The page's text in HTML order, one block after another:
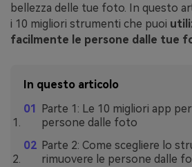
bellezza delle tue foto. In questo
i 10 migliori strumenti che puoi
facilmente le persone dalle tue
In questo articolo
Parte 1: Le 10 migliori app
persone dalle foto
Parte 2: Come scegliere lo
rimuovere le persone dalle